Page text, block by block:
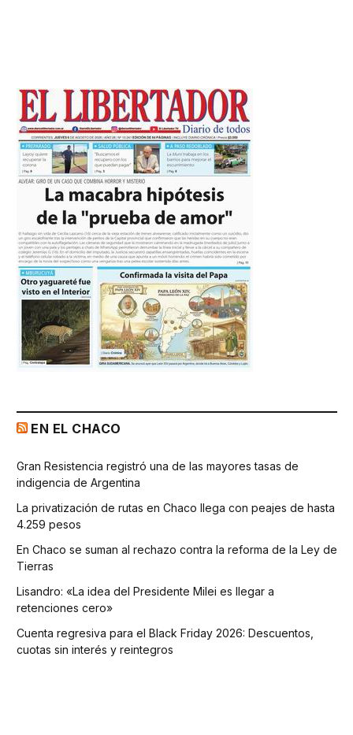
EN EL CHACO
Gran Resistencia registró una de las mayores tasas de
indigencia de Argentina
La privatización de rutas en Chaco llega con peajes de hasta
4.259 pesos
En Chaco se suman al rechazo contra la reforma de la Ley de
Tierras
Lisandro: «La idea del Presidente Milei es llegar a
retenciones cero»
Cuenta regresiva para el Black Friday 2026: Descuentos,
cuotas sin interés y reintegros